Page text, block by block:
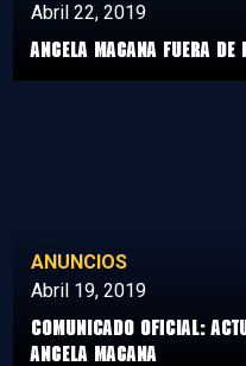
Abril 22, 2019
Angela Magana fuera
ANUNCIOS
Abril 19, 2019
Comunicado Oficial:
Angela Magana